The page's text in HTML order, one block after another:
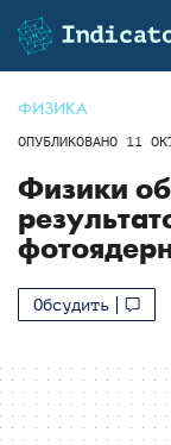
ФИЗИКА
ОПУБЛИКОВАНО 11
Физики
Обсудить